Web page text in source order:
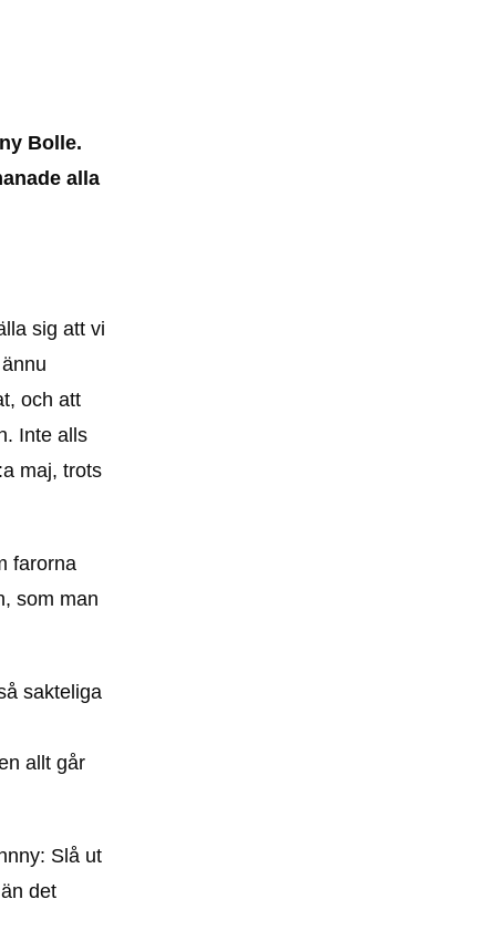
Bolle.
alla
sig att vi
och att
Inte alls
maj, trots
farorna
som man
sakteliga
allt går
Slå ut
det